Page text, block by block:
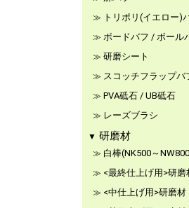
トリポリ(イエロー)
ボードバフ / ボール
研磨シート
スコッチフラップバ
PVA砥石 / UB砥石
レーズブラシ
研磨材
白棒(NK500～
<最終仕上げ用>研磨
<中仕上げ用>研磨材